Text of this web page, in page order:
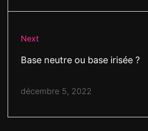
Next
Base neutre ou base irisée ?
décembre 5, 2022